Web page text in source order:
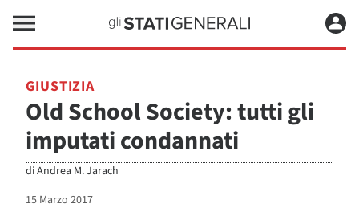
GIUSTIZIA
Old School Society: tutti gli
imputati condannati
diAndrea M. Jarach
15 Marzo 2017